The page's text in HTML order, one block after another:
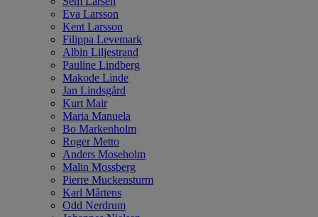
Eva Larsson
Kent Larsson
Filippa Levemark
Albin Liljestrand
Pauline Lindberg
Makode Linde
Jan Lindsgård
Kurt Mair
Maria Manuela
Bo Markenholm
Roger Metto
Anders Moseholm
Malin Mossberg
Pierre Muckensturm
Karl Mårtens
Odd Nerdrum